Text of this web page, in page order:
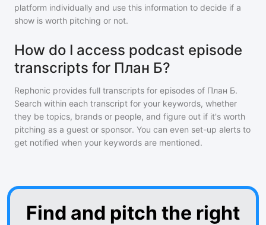
platform individually and use this information to decide if a
show is worth pitching or not.
How do I access podcast episode
transcripts for План Б?
Rephonic provides full transcripts for episodes of План Б.
Search within each transcript for your keywords, whether
they be topics, brands or people, and figure out if it's worth
pitching as a guest or sponsor. You can even set-up alerts to
get notified when your keywords are mentioned.
Find and pitch the right